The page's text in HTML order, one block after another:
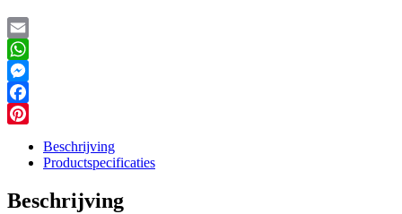
Email
WhatsApp
Messenger
Facebook
Beschrijving
Productspecificaties
Beschrijving